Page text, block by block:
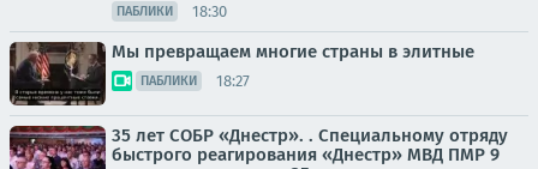
ПАБЛИКИ 18:30
Мы превращаем многие страны в элитные
ПАБЛИКИ 18:27
35 лет СОБР «Днестр». . Специальному отряду
быстрого реагирования «Днестр» МВД ПМР 9